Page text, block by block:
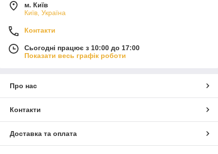
м. Київ
Київ, Україна
Контакти
Сьогодні працює з 10:00 до 17:00
Показати весь графік роботи
Про нас
Контакти
Доставка та оплата